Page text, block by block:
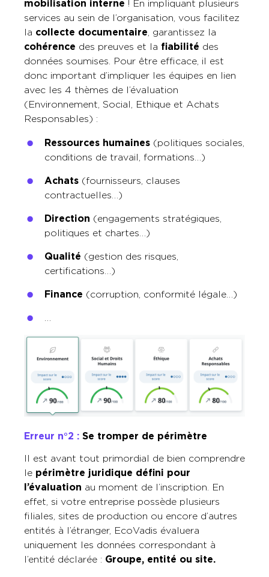
mobilisation interne ! En impliquant plusieurs
services au sein de l’organisation, vous facilitez
la collecte documentaire , garantissez la
cohérence des preuves et la fiabilité des
données soumises. Pour être efficace, il est
donc important d’impliquer les équipes en lien
avec les 4 thèmes de l’évaluation
(Environnement, Social, Ethique et Achats
Responsables) :
Ressources humaines (politiques sociales,
conditions de travail, formations…)
Achats (fournisseurs, clauses
contractuelles…)
Direction (engagements stratégiques,
politiques et chartes…)
Qualité (gestion des risques,
certifications…)
Finance (corruption, conformité légale…)
Erreur n°2 : Se tromper de périmètre
Il est avant tout primordial de bien comprendre
le périmètre juridique défini pour
l’évaluation au moment de l’inscription. En
effet, si votre entreprise possède plusieurs
filiales, sites de production ou encore d’autres
entités à l’étranger, EcoVadis évaluera
uniquement les données correspondant à
l’entité déclarée : Groupe, entité ou site.